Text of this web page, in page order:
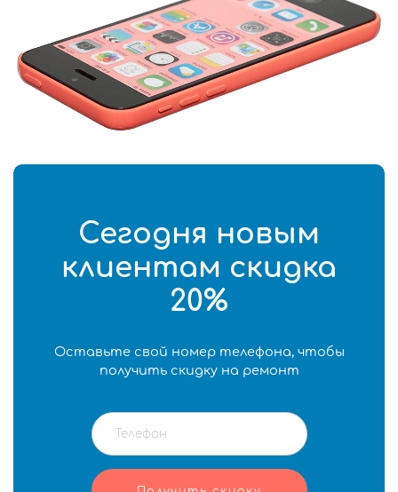
Сегодня новым
клиентам скидка
20%
Оставьте свой номер телефона, чтобы
получить скидку на ремонт